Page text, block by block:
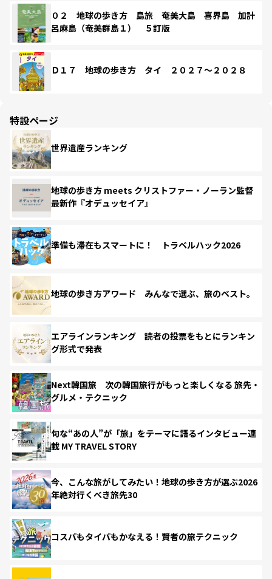
０２ 地球の歩き方 島旅 奄美大島 喜界島 加計
呂麻島（奄美群島１） ５訂版
Ｄ１７ 地球の歩き方 タイ ２０２７～２０２８
特設ページ
世界遺産ランキング
地球の歩き方 meets クリストファー・ノーラン監督
最新作『オデュッセイア』
準備も滞在もスマートに！ トラベルハック2026
地球の歩き方アワード みんなで選ぶ、旅のベスト。
エアラインランキング 読者の投票をもとにランキン
グ形式で発表
Next韓国旅 次の韓国旅行がもっと楽しくなる 旅先・
グルメ・テクニック
旬な“あの人”が「旅」をテーマに語るインタビュー連
載 MY TRAVEL STORY
今、こんな旅がしてみたい！地球の歩き方が選ぶ2026
年絶対行くべき旅先30
コスパもタイパもかなえる！賢者の旅テクニック